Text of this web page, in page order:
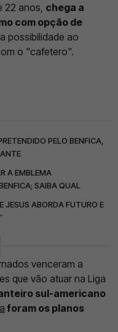
22 anos, chega a
com opção de
a possibilidade ao
o "cafetero".
PELO BENFICA,
A EMBLEMA
SAIBA QUAL
JESUS ABORDA FUTURO E
venceram a
que vão atuar na Liga
sul-americano
foram os planos